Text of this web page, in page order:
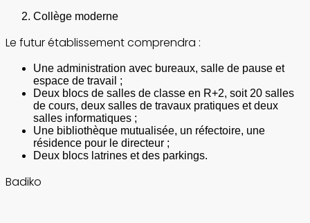
Collège moderne
Le futur établissement comprendra :
Une administration avec bureaux, salle de pause et
espace de travail ;
Deux blocs de salles de classe en R+2, soit 20 salles
de cours, deux salles de travaux pratiques et deux
salles informatiques ;
Une bibliothèque mutualisée, un réfectoire, une
résidence pour le directeur ;
Deux blocs latrines et des parkings.
Badiko